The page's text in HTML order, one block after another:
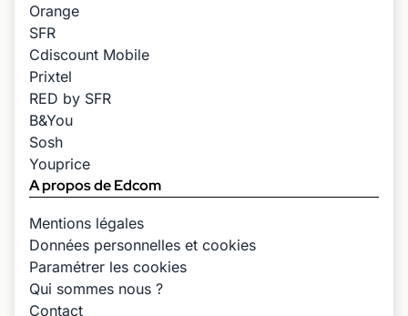
Orange
SFR
Cdiscount Mobile
Prixtel
RED by SFR
B&You
Sosh
Youprice
A propos de Edcom
Mentions légales
Données personnelles et cookies
Paramétrer les cookies
Qui sommes nous ?
Contact